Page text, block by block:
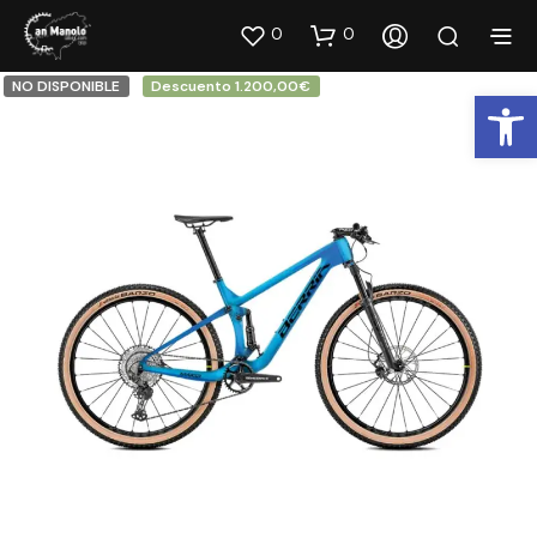
Abrir barra de herramientas
0 0
NO DISPONIBLE Descuento 1.200,00€